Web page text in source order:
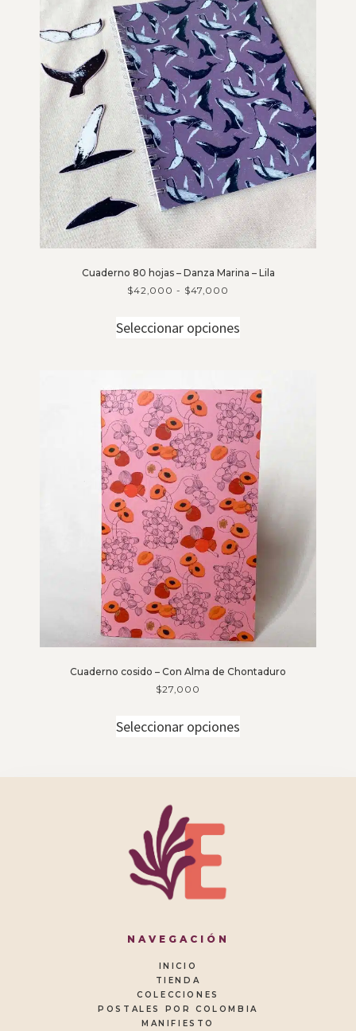
Cuaderno 80 hojas – Danza Marina – Lila
$42,000 - $47,000
Seleccionar opciones
Cuaderno cosido – Con Alma de Chontaduro
$27,000
Seleccionar opciones
NAVEGACIÓN
INICIO
TIENDA
COLECCIONES
POSTALES POR COLOMBIA
MANIFIESTO